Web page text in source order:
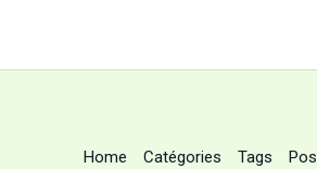
Home Catégories Tags